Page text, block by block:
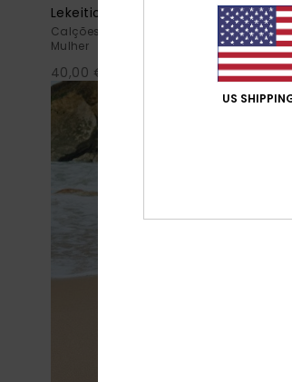
Lekeitio Break
Calções de praia de cintura elástica
Mulher
40,00 €
US